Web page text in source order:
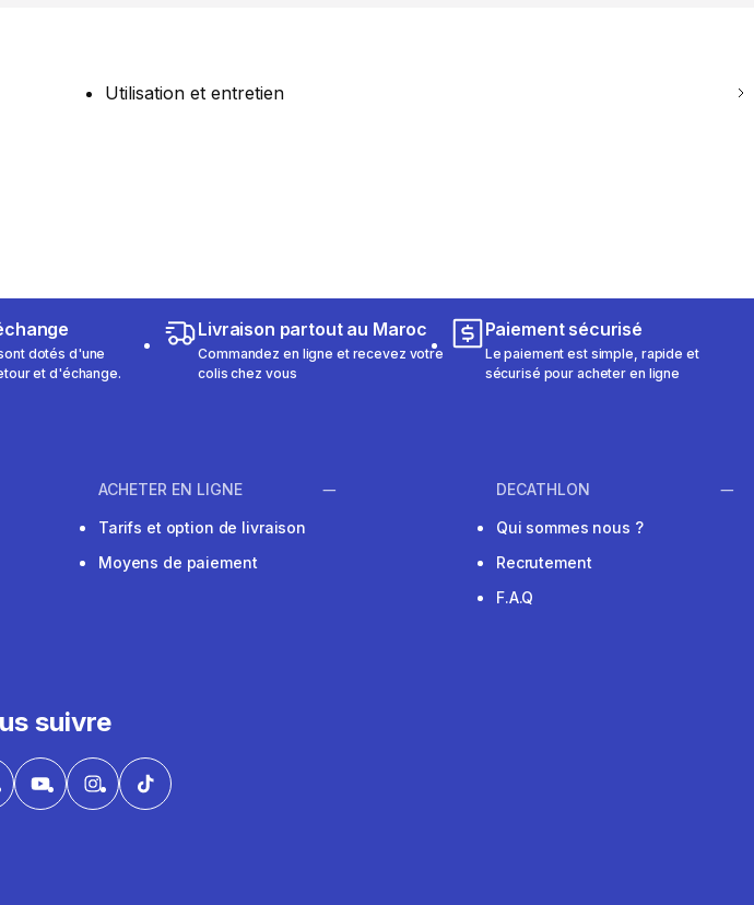
Utilisation et entretien
dotés d'une
et d'échange.
Livraison partout au Maroc
Commandez en ligne et recevez votre
colis chez vous
Paiement sécurisé
Le paiement est simple, rapide et
sécurisé pour acheter en ligne
ACHETER EN LIGNE
Tarifs et option de livraison
Moyens de paiement
DECATHLON
Qui sommes nous ?
Recrutement
F.A.Q
suivre